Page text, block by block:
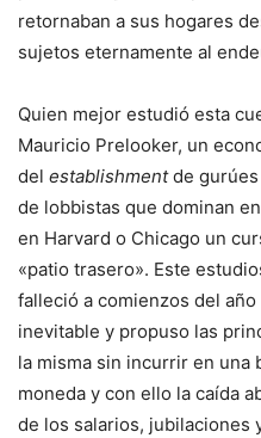
retornaban a sus hogares
sujetos eternamente al
Quien mejor estudió esta
Mauricio Prelooker, un
del establishmentde gurúes
de lobbistas que dominan
en Harvard o Chicago un
«patio trasero». Este
falleció a comienzos del
inevitable y propuso las
la misma sin incurrir en una
moneda y con ello la caída
de los salarios, jubilaciones